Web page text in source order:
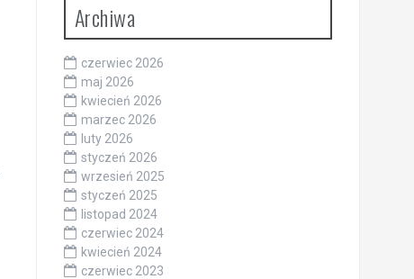
Archiwa
czerwiec 2026
maj 2026
kwiecień 2026
marzec 2026
luty 2026
styczeń 2026
wrzesień 2025
styczeń 2025
listopad 2024
czerwiec 2024
kwiecień 2024
czerwiec 2023